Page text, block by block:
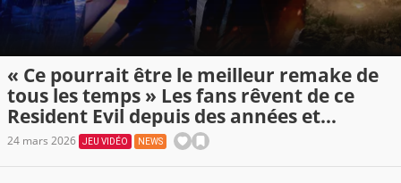
« Ce pourrait être le meilleur remake de
tous les temps » Les fans rêvent de ce
Resident Evil depuis des années et
Capcom a choisi l'équipe parfaite
24 mars 2026 JEU VIDÉO NEWS